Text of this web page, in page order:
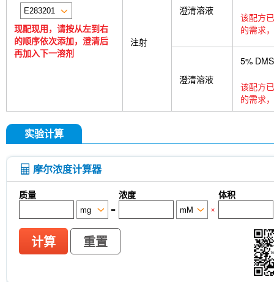
现配现用，请按从左到右
的顺序依次添加，澄清后
再加入下一溶剂
注射
澄清溶液
该配方
的需求
澄清溶液
5%
该配方
的需求
实验计算
摩尔浓度计算器
质量 浓度
体积
=
×
计算 重置